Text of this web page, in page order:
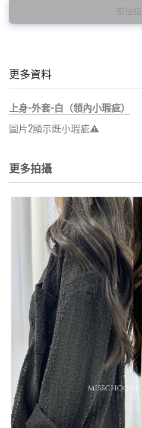
前往結
更多資料
上身-外套-白（領內小瑕疵）
圖片2顯示既小瑕疵⚠️
更多拍攝